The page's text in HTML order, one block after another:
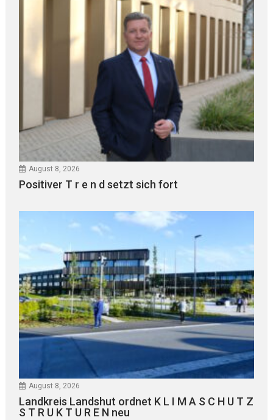
August 8, 2026
Positiver T r e n d setzt sich fort
August 8, 2026
Landkreis Landshut ordnet K L I M A S C H U T Z
S T R U K T U R E N neu